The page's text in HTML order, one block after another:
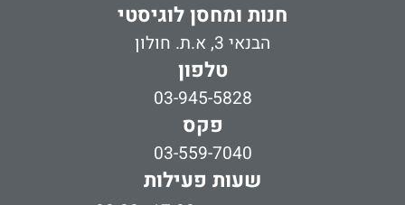
חנות ומחסן לוגיסטי
הבנאי 3, א.ת. חולון
טלפון
03-945-5828
פקס
03-559-7040
שעות פעילות